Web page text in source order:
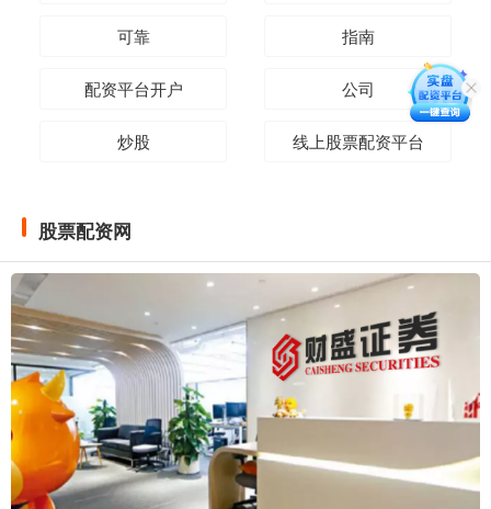
可靠 指南
配资平台开户 公司
炒股 线上股票配资平台
股票配资网